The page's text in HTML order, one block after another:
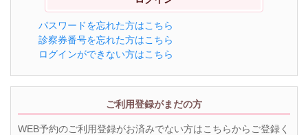
パスワードを忘れた方はこちら
診察券番号を忘れた方はこちら
ログインができない方はこちら
ご利用登録がまだの方
WEB予約のご利用登録がお済みでない方はこちらからご登録く